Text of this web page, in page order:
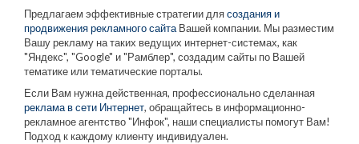
Предлагаем эффективные стратегии длясоздания и
продвижения рекламного сайтаВашей компании. Мы разместим
Вашу рекламу на таких ведущих интернет-системах, как
"Яндекс", "Google" и "Рамблер", создадим сайты по Вашей
тематике или тематические порталы.
Если Вам нужна действенная, профессионально сделанная
реклама в сети Интернет, обращайтесь в информационно-
рекламное агентство "Инфок", наши специалисты помогут Вам!
Подход к каждому клиенту индивидуален.